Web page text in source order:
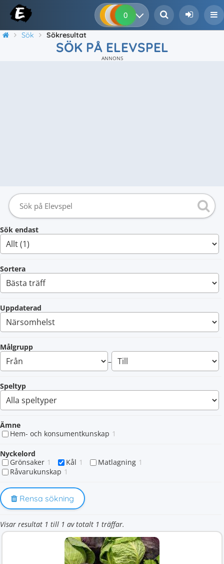
0 0 0
Sök Sökresultat
SÖK PÅ ELEVSPEL
ANNONS
Sök endast
Sortera
Uppdaterad
Målgrupp
–
Speltyp
Ämne
Hem- och konsumentkunskap 1
Nyckelord
Grönsaker 1 Kål 1 Matlagning 1
Råvarukunskap 1
Rensa sökning
Visar resultat 1 till 1 av totalt 1 träffar.